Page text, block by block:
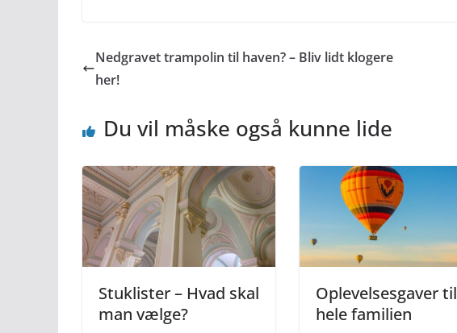
Nedgravet trampolin til haven? – Bliv lidt klogere
her!
Du vil måske også kunne lide
Stuklister – Hvad skal
man vælge?
Oplevelsesgaver til
hele familien